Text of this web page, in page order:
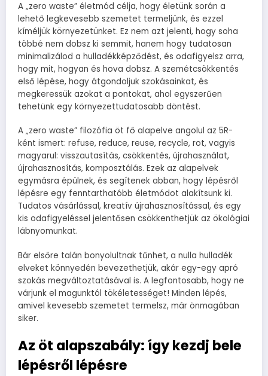
A „zero waste” életmód célja, hogy életünk során a
lehető legkevesebb szemetet termeljünk, és ezzel
kíméljük környezetünket. Ez nem azt jelenti, hogy soha
többé nem dobsz ki semmit, hanem hogy tudatosan
minimalizálod a hulladékképződést, és odafigyelsz arra,
hogy mit, hogyan és hova dobsz. A szemétcsökkentés
első lépése, hogy átgondoljuk szokásainkat, és
megkeressük azokat a pontokat, ahol egyszerűen
tehetünk egy környezettudatosabb döntést.
A „zero waste” filozófia öt fő alapelve angolul az 5R-
ként ismert: refuse, reduce, reuse, recycle, rot, vagyis
magyarul: visszautasítás, csökkentés, újrahasználat,
újrahasznosítás, komposztálás. Ezek az alapelvek
egymásra épülnek, és segítenek abban, hogy lépésről
lépésre egy fenntarthatóbb életmódot alakítsunk ki.
Tudatos vásárlással, kreatív újrahasznosítással, és egy
kis odafigyeléssel jelentősen csökkenthetjük az ökológiai
lábnyomunkat.
Bár elsőre talán bonyolultnak tűnhet, a nulla hulladék
elveket könnyedén bevezethetjük, akár egy-egy apró
szokás megváltoztatásával is. A legfontosabb, hogy ne
várjunk el magunktól tökéletességet! Minden lépés,
amivel kevesebb szemetet termelsz, már önmagában
siker.
Az öt alapszabály: így kezdj bele
lépésről lépésre